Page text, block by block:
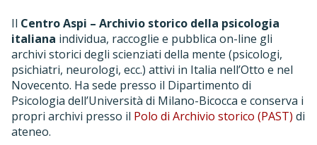
Il Centro Aspi – Archivio storico della psicologia
italiana individua, raccoglie e pubblica on-line gli
archivi storici degli scienziati della mente (psicologi,
psichiatri, neurologi, ecc.) attivi in Italia nell’Otto e nel
Novecento. Ha sede presso il Dipartimento di
Psicologia dell’Università di Milano-Bicocca e conserva i
propri archivi presso il Polo di Archivio storico (PAST) di
ateneo.